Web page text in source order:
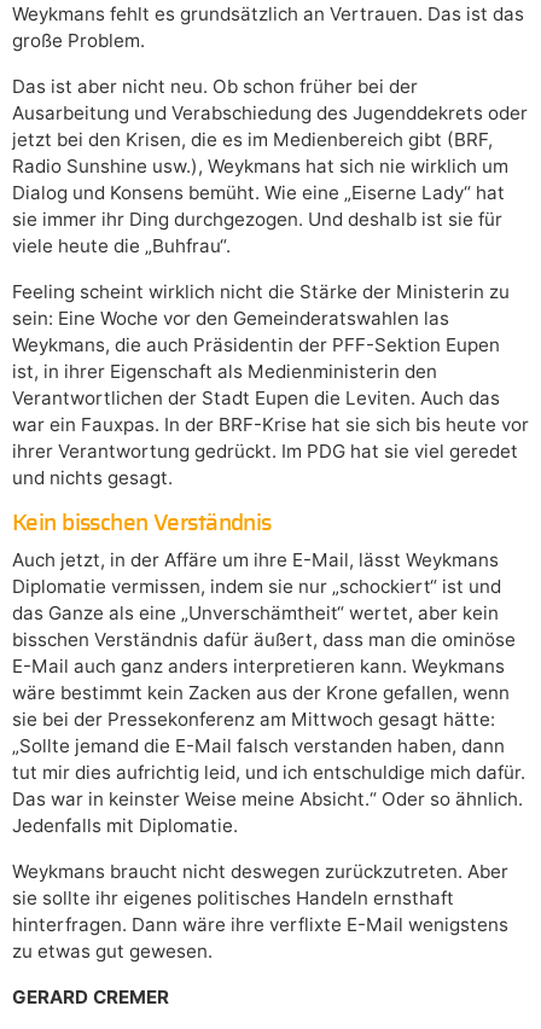
Weykmans fehlt es grundsätzlich an Vertrauen. Das ist das
große Problem.
Das ist aber nicht neu. Ob schon früher bei der
Ausarbeitung und Verabschiedung des Jugenddekrets oder
jetzt bei den Krisen, die es im Medienbereich gibt (BRF,
Radio Sunshine usw.), Weykmans hat sich nie wirklich um
Dialog und Konsens bemüht. Wie eine „Eiserne Lady“ hat
sie immer ihr Ding durchgezogen. Und deshalb ist sie für
viele heute die „Buhfrau“.
Feeling scheint wirklich nicht die Stärke der Ministerin zu
sein: Eine Woche vor den Gemeinderatswahlen las
Weykmans, die auch Präsidentin der PFF-Sektion Eupen
ist, in ihrer Eigenschaft als Medienministerin den
Verantwortlichen der Stadt Eupen die Leviten. Auch das
war ein Fauxpas. In der BRF-Krise hat sie sich bis heute vor
ihrer Verantwortung gedrückt. Im PDG hat sie viel geredet
und nichts gesagt.
Kein bisschen Verständnis
Auch jetzt, in der Affäre um ihre E-Mail, lässt Weykmans
Diplomatie vermissen, indem sie nur „schockiert“ ist und
das Ganze als eine „Unverschämtheit“ wertet, aber kein
bisschen Verständnis dafür äußert, dass man die ominöse
E-Mail auch ganz anders interpretieren kann. Weykmans
wäre bestimmt kein Zacken aus der Krone gefallen, wenn
sie bei der Pressekonferenz am Mittwoch gesagt hätte:
„Sollte jemand die E-Mail falsch verstanden haben, dann
tut mir dies aufrichtig leid, und ich entschuldige mich dafür.
Das war in keinster Weise meine Absicht.“ Oder so ähnlich.
Jedenfalls mit Diplomatie.
Weykmans braucht nicht deswegen zurückzutreten. Aber
sie sollte ihr eigenes politisches Handeln ernsthaft
hinterfragen. Dann wäre ihre verflixte E-Mail wenigstens
zu etwas gut gewesen.
GERARD CREMER